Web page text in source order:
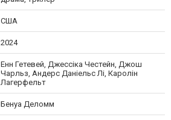
США
2024
Енн Гетевей, Джессіка Честейн, Джош
Чарльз, Андерс Даніельс Лі, Каролін
Лагерфельт
Бенуа Деломм